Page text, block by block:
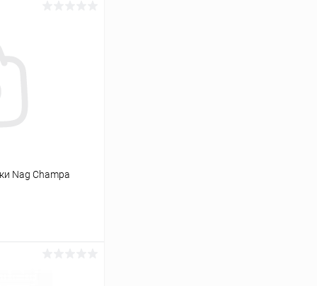
Nag Champa